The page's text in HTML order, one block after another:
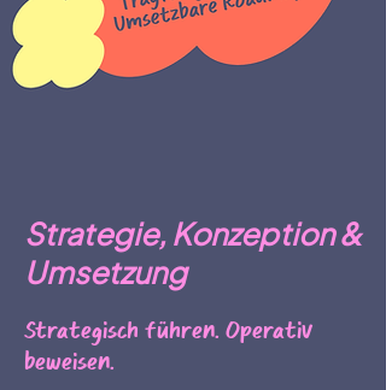
Strategie, Konzeption &
Umsetzung
Strategisch führen. Operativ
beweisen.